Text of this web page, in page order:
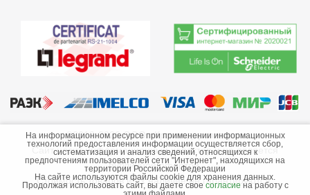
©2013-2026 ООО «Краснодарэлектро»
Сайт носит информационный характер и не является
публичной офертой.
Стоимость товаров и их наличие не гарантируются.
На информационном ресурсе при применении информационных
технологий предоставления информации осуществляется сбор,
систематизация и анализ сведений, относящихся к
предпочтениям пользователей сети "Интернет", находящихся на
территории Российской Федерации
На сайте используются файлы cookie для хранения данных.
Продолжая использовать сайт, вы даете свое согласие на работу с